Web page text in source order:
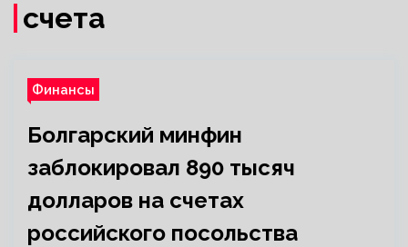
счета
Финансы
Болгарский минфин
заблокировал 890 тысяч
долларов на счетах
российского посольства